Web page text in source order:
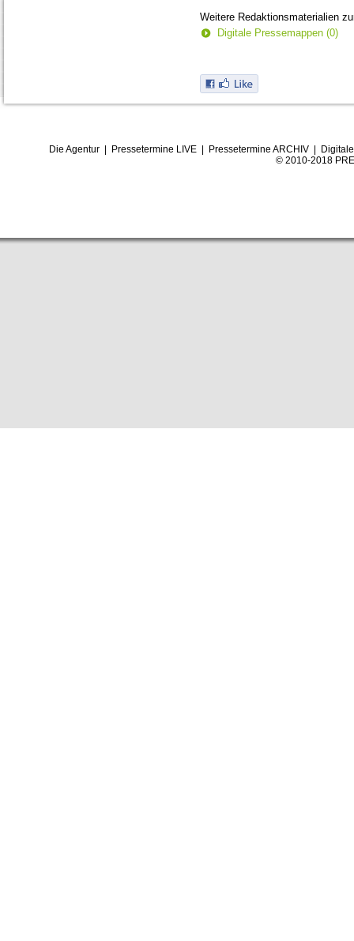
Weitere Redaktionsmaterialien
Digitale Pressemappen (0)
Die Agentur| Pressetermine LIVE| Pressetermine ARCHIV|
© 2010-2018